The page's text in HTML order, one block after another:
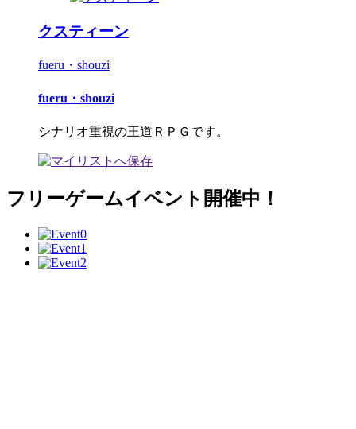
クスティーン
fueru・shouzi
fueru・shouzi
シナリオ重視の王道ＲＰＧです。
フリーゲームイベント開催中！